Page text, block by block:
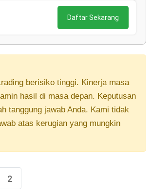
Daftar Sekarang
berisiko tinggi. Kinerja masa
hasil di masa depan. Keputusan
tanggung jawab Anda. Kami tidak
atas kerugian yang mungkin
2